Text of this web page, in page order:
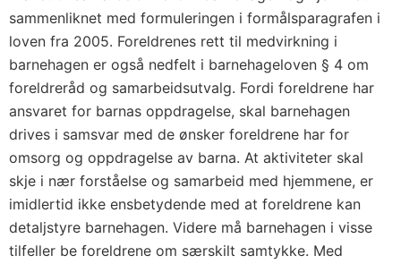
sammenliknet med formuleringen i formålsparagrafen i
loven fra 2005. Foreldrenes rett til medvirkning i
barnehagen er også nedfelt i barnehageloven § 4 om
foreldreråd og samarbeidsutvalg. Fordi foreldrene har
ansvaret for barnas oppdragelse, skal barnehagen
drives i samsvar med de ønsker foreldrene har for
omsorg og oppdragelse av barna. At aktiviteter skal
skje i nær forståelse og samarbeid med hjemmene, er
imidlertid ikke ensbetydende med at foreldrene kan
detaljstyre barnehagen. Videre må barnehagen i visse
tilfeller be foreldrene om særskilt samtykke. Med